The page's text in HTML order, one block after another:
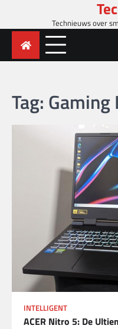
content
Technieuws over
Tag: Gaming
INTELLIGENT
ACER Nitro 5: De